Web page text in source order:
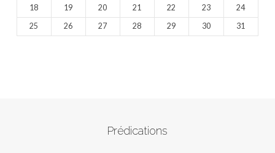
18
19 20 21 22 23
24
25
26 27 28 29 30 31
Prédications